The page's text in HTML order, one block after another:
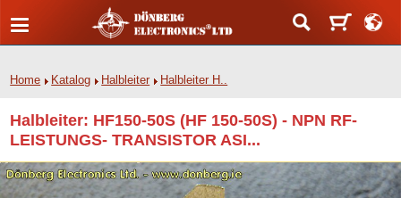
Home Katalog Halbleiter Halbleiter H..
Halbleiter: HF150-50S (HF 150-50S) - NPN RF-
LEISTUNGS- TRANSISTOR ASI...